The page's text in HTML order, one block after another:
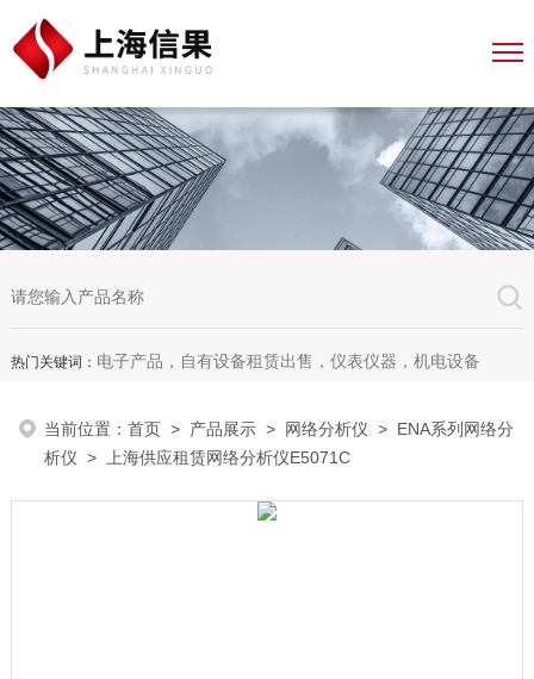
热门关键词： 电子产品，自有设备租赁出售，仪表仪器，机电设备
当前位置：首页 > 产品展示 > 网络分析仪 > ENA系列网络分
析仪 > 上海供应租赁网络分析仪E5071C